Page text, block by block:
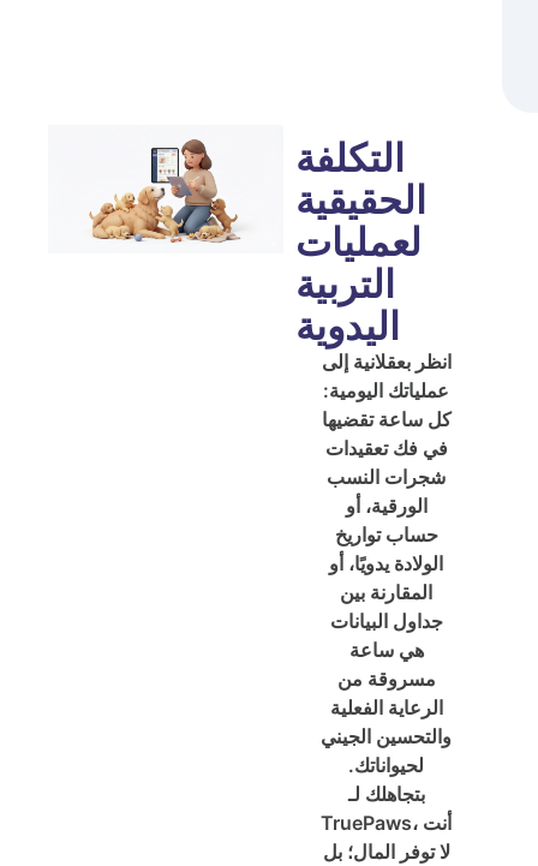
التكلفة
الحقيقية
لعمليات
التربية
اليدوية
انظر بعقلانية إلى
عملياتك اليومية:
كل ساعة تقضيها
في فك تعقيدات
شجرات النسب
الورقية، أو
حساب تواريخ
الولادة يدويًا، أو
المقارنة بين
جداول البيانات
هي ساعة
مسروقة من
الرعاية الفعلية
والتحسين الجيني
لحيواناتك.
بتجاهلك لـ
TruePaws، أنت
لا توفر المال؛ بل